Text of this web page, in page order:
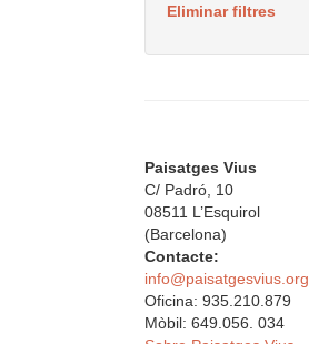
Eliminar filtres
Paisatges Vius
C/ Padró, 10
08511 L’Esquirol
(Barcelona)
Contacte:
info@paisatgesvius.org
Oficina: 935.210.879
Mòbil: 649.056. 034